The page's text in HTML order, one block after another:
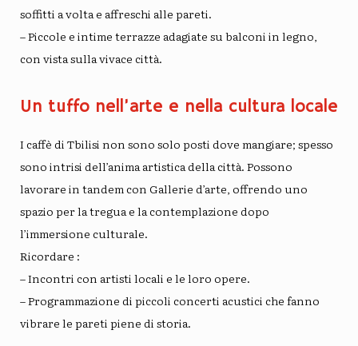
soffitti a volta e affreschi alle pareti.
– Piccole e intime terrazze adagiate su balconi in legno,
con vista sulla vivace città.
Un tuffo nell’arte e nella cultura locale
I caffè di Tbilisi non sono solo posti dove mangiare; spesso
sono intrisi dell’anima artistica della città. Possono
lavorare in tandem con Gallerie d’arte , offrendo uno
spazio per la tregua e la contemplazione dopo
l’immersione culturale.
Ricordare :
– Incontri con artisti locali e le loro opere.
– Programmazione di piccoli concerti acustici che fanno
vibrare le pareti piene di storia.